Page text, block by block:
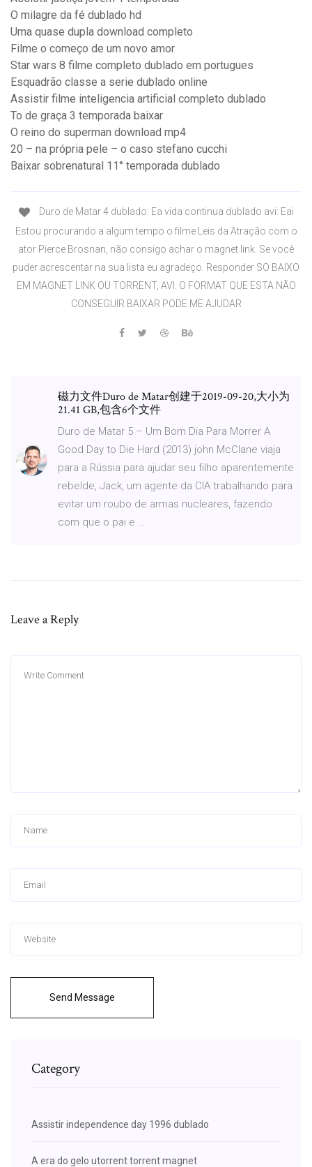
O milagre da fé dublado hd
Uma quase dupla download completo
Filme o começo de um novo amor
Star wars 8 filme completo dublado em portugues
Esquadrão classe a serie dublado online
Assistir filme inteligencia artificial completo dublado
To de graça 3 temporada baixar
O reino do superman download mp4
20 – na própria pele – o caso stefano cucchi
Baixar sobrenatural 11° temporada dublado
Duro de Matar 4 dublado: Ea vida continua dublado avi: Eai
Estou procurando a algum tempo o filme Leis da Atração com o
ator Pierce Brosnan, não consigo achar o magnet link. Se você
puder acrescentar na sua lista eu agradeço. Responder SO BAIXO
EM MAGNET LINK OU TORRENT, AVI. O FORMAT QUE ESTA NÃO
CONSEGUIR BAIXAR PODE ME AJUDAR
磁力文件Duro de Matar创建于2019-09-20,大小为
21.41 GB,包含6个文件
Duro de Matar 5 – Um Bom Dia Para Morrer A
Good Day to Die Hard (2013) john McClane viaja
para a Rússia para ajudar seu filho aparentemente
rebelde, Jack, um agente da CIA trabalhando para
evitar um roubo de armas nucleares, fazendo
com que o pai e …
Leave a Reply
Send Message
Category
Assistir independence day 1996 dublado
A era do gelo utorrent torrent magnet